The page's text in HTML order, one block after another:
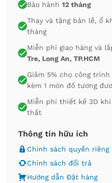
Bảo hành 12 tháng
Thay và tặng bản lề, ổ
tháng
Miễn phí giao hàng và
Tre, Long An, TP.HCM
Giảm 5% cho công
kèm 1 món đồ tương
Miễn phí thiết kế 3D
thất
Thông tin hữu ích
Chính sách quyền riêng
Chính sách đổi trả
Hướng dẫn Đặt hàng